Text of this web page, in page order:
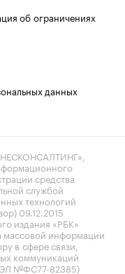
об ограничениях
данных
средства
службой
технологий
09.12.2015
издания «РБК»
массовой информации
в сфере связи,
коммуникаций
ЭЛ №ФС77-82385)